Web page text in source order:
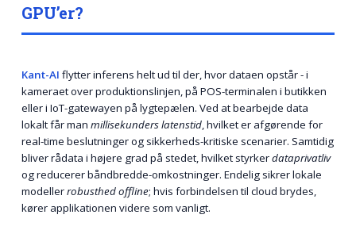
GPU’er?
Kant-AI flytter inferens helt ud til der, hvor dataen opstår - i
kameraet over produktionslinjen, på POS-terminalen i butikken
eller i IoT-gatewayen på lygtepælen. Ved at bearbejde data
lokalt får man millisekunders latenstid, hvilket er afgørende for
real-time beslutninger og sikkerheds-kritiske scenarier. Samtidig
bliver rådata i højere grad på stedet, hvilket styrkerdataprivatliv
og reducerer båndbredde-omkostninger. Endelig sikrer lokale
modellerrobusthed offline; hvis forbindelsen til cloud brydes,
kører applikationen videre som vanligt.